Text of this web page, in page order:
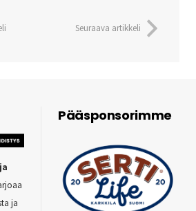
Seuraava artikkeli
ja
Pääsponsorimme